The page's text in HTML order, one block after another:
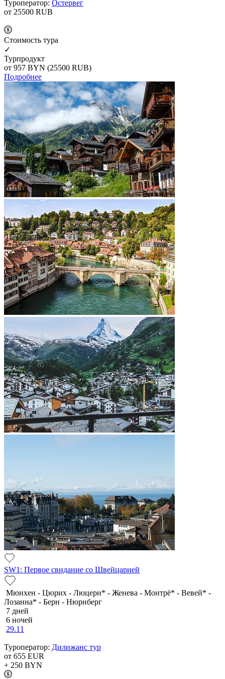
Туроператор: Остервег
от 25500 RUB
Cтоимость тура
✓
Турпродукт
от 957 BYN (25500 RUB)
Подробнее
SW1: Первое свидание со Швейцарией
Мюнхен - Цюрих - Люцерн* - Женева - Монтрё* - Вевей* -
Лозанна* - Берн - Нюрнберг
7 дней
6 ночей
29.11
Туроператор: Дилижанс тур
от 655 EUR
+ 250 BYN